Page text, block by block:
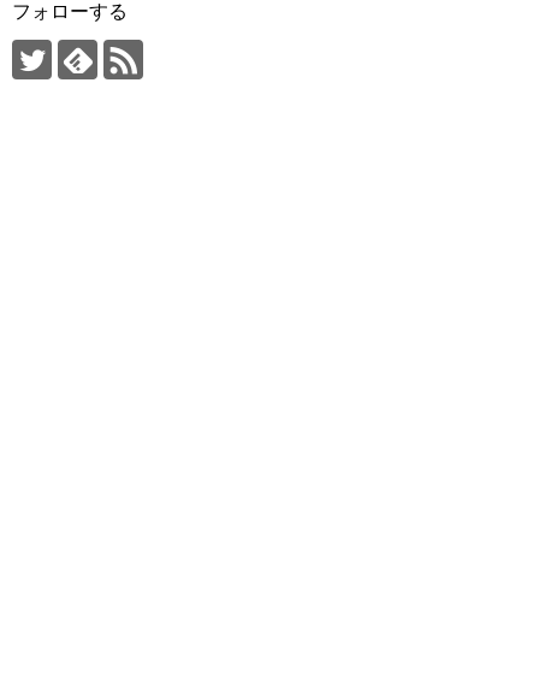
フォローする